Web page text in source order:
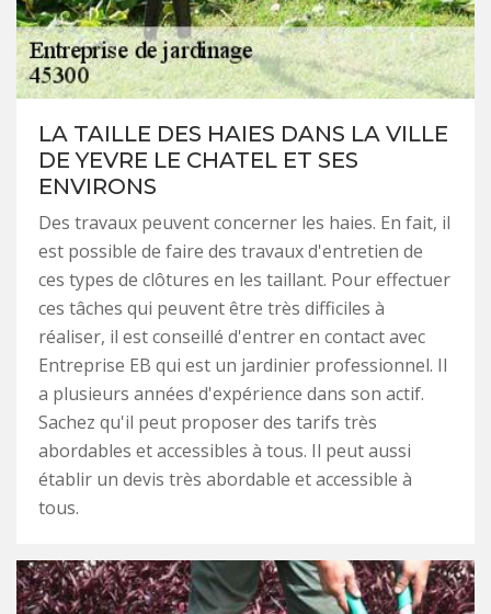
LA TAILLE DES HAIES DANS LA VILLE
DE YEVRE LE CHATEL ET SES
ENVIRONS
Des travaux peuvent concerner les haies. En fait, il
est possible de faire des travaux d'entretien de
ces types de clôtures en les taillant. Pour effectuer
ces tâches qui peuvent être très difficiles à
réaliser, il est conseillé d'entrer en contact avec
Entreprise EB qui est un jardinier professionnel. Il
a plusieurs années d'expérience dans son actif.
Sachez qu'il peut proposer des tarifs très
abordables et accessibles à tous. Il peut aussi
établir un devis très abordable et accessible à
tous.